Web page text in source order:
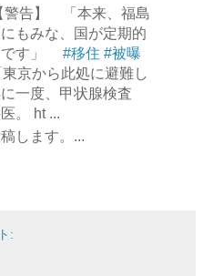
警告】 「本来、福島
もみな、国が定期的
です」 #移住 #被曝
東京から此処に避難し
一度、甲状腺検査
。 ht ...
します。...
: